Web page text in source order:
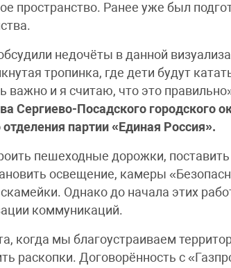
пространство. Ранее уже был
недочёты в данной
тропинка, где дети будут
важно и я считаю, что это
Сергиево-Посадского городского
партии «Единая Россия».
пешеходные дорожки,
освещение, камеры
Однако до начала этих
коммуникаций.
когда мы благоустраиваем
раскопки. Договорённость с